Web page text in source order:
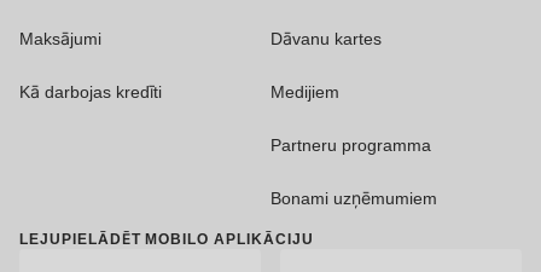
Maksājumi
Kā darbojas kredīti
Dāvanu kartes
Medijiem
Partneru programma
Bonami uzņēmumiem
LEJUPIELĀDĒT MOBILO APLIKĀCIJU